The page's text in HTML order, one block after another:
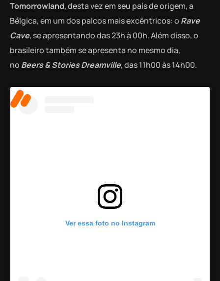
Tomorrowland, desta vez em seu país de origem, a
Bélgica, em um dos palcos mais excêntricos: o Rave
Cave, se apresentando das 23h à 00h. Além disso, o
brasileiro também se apresenta no mesmo dia,
no Beers & Stories Dreamville, das 11h00 às 14h00.
Ver essa foto no Instagram